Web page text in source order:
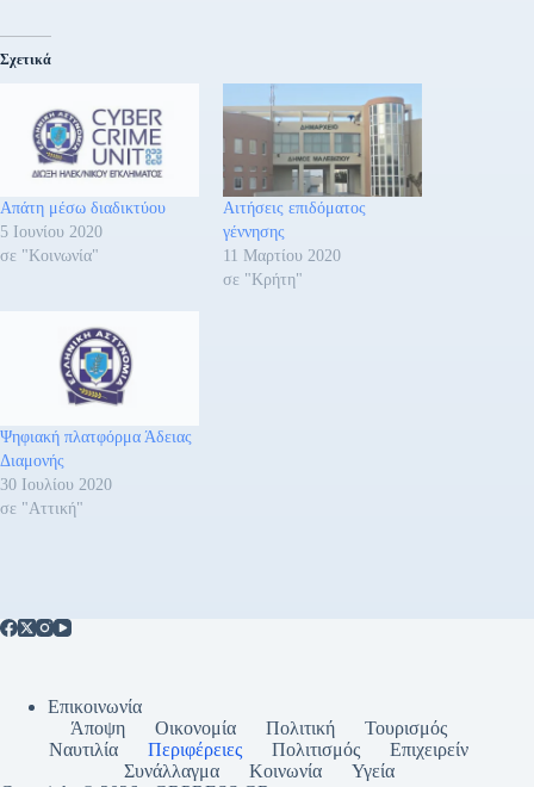
Σχετικά
Απάτη μέσω διαδικτύου
5 Ιουνίου 2020
σε "Κοινωνία"
Αιτήσεις επιδόματος
γέννησης
11 Μαρτίου 2020
σε "Κρήτη"
Ψηφιακή πλατφόρμα Άδειας
Διαμονής
30 Ιουλίου 2020
σε "Αττική"
Επικοινωνία
Άποψη
Οικονομία Πολιτική
Τουρισμός
Ναυτιλία
Περιφέρειες Πολιτισμός
Επιχειρείν
Συνάλλαγμα
Κοινωνία
Υγεία